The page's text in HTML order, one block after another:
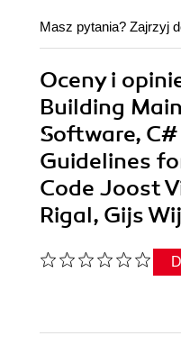
Masz pytania? Zajrzyj
Oceny i
Building
Software,
Guidelines
Code Joost
Rigal, Gijs